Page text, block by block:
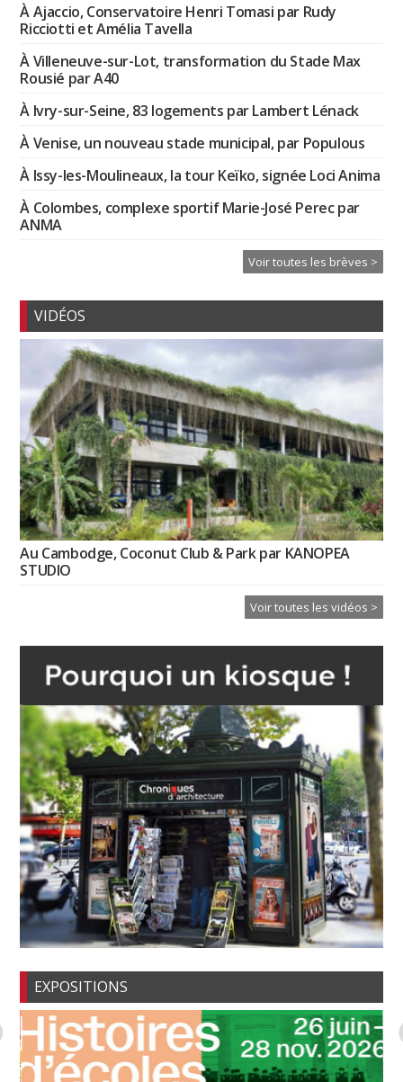
À Ajaccio, Conservatoire Henri Tomasi par Rudy
Ricciotti et Amélia Tavella
À Villeneuve-sur-Lot, transformation du Stade Max
Rousié par A40
À Ivry-sur-Seine, 83 logements par Lambert Lénack
À Venise, un nouveau stade municipal, par Populous
À Issy-les-Moulineaux, la tour Keïko, signée Loci Anima
À Colombes, complexe sportif Marie-José Perec par
ANMA
Voir toutes les brèves >
VIDÉOS
Au Cambodge, Coconut Club & Park par KANOPEA
STUDIO
Voir toutes les vidéos >
EXPOSITIONS